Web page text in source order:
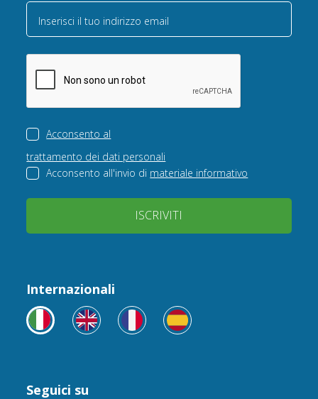
Inserisci il tuo indirizzo email
Acconsento al
trattamento dei dati personali
Acconsento all'invio di materiale informativo
ISCRIVITI
Internazionali
Seguici su